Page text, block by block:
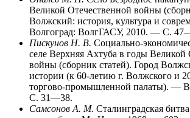
Великой Отечественной войны
Волжский: история, культура и
Волгоград: ВолгГАСУ, 2010. — С.
Пискунов Н. В. Социально-
селе Верхняя Ахтуба в годы Великой
войны (сборник статей). Город
истории (к 60-летию г. Волжского и
торгово-промышленной палаты). —
С. 31—38.
Самсонов А. М. Сталинградская